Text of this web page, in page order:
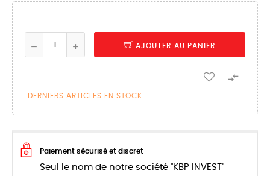
AJOUTER AU PANIER

DERNIERS ARTICLES EN STOCK
Paiement sécurisé et discret
Seul le nom de notre société "KBP INVEST"